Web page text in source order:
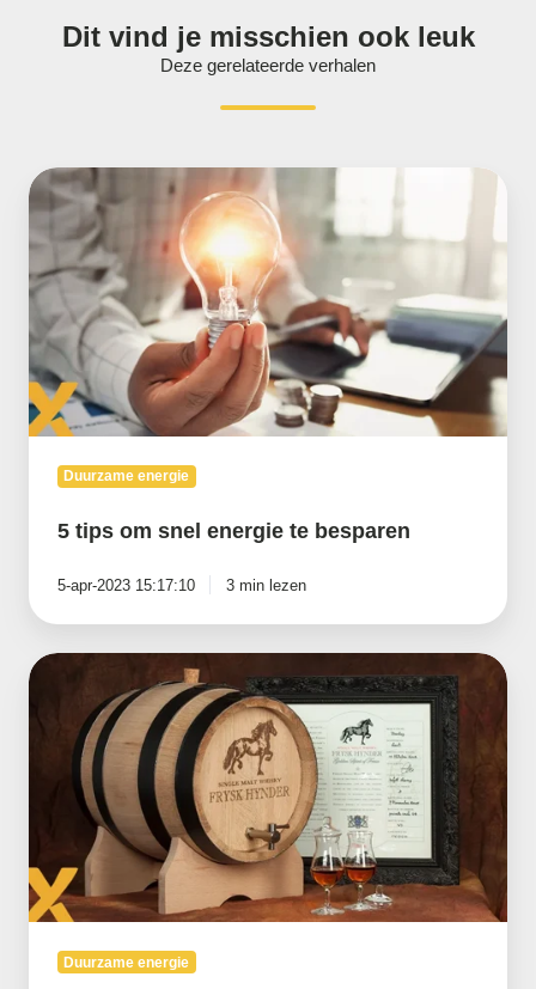
Dit vind je misschien ook leuk
Deze gerelateerde verhalen
5
tips
snel
energie
te
besparen
Duurzame energie
5 tips om snel energie te besparen
5-apr-2023 15:17:10 3 min lezen
De
Friese
Bierbrouwerij:
gewoon
beginnen!'
Duurzame energie